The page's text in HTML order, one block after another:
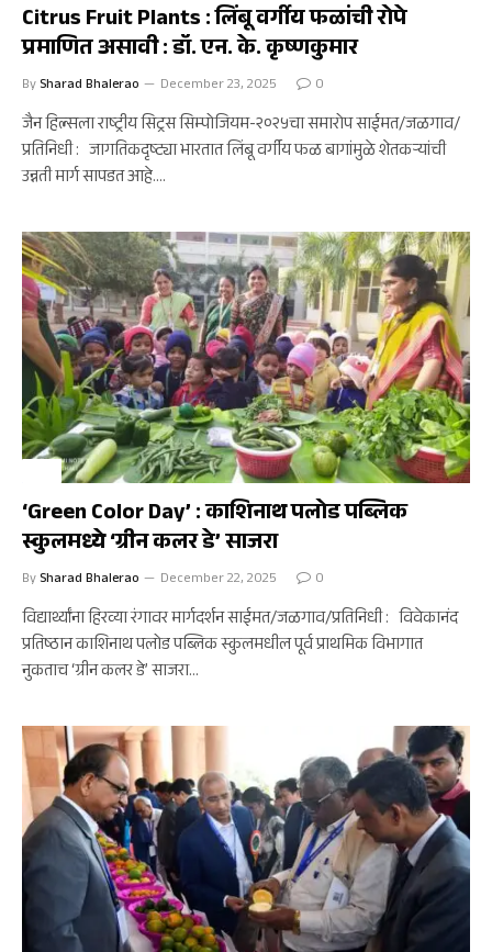
Citrus Fruit Plants : लिंबू वर्गीय फळांची रोपे
प्रमाणित असावी : डॉ. एन. के. कृष्णकुमार
By Sharad Bhalerao December 23, 2025 0
जैन हिल्सला राष्ट्रीय सिट्रस सिम्पोजियम-२०२५चा समारोप साईमत/जळगाव/
प्रतिनिधी : जागतिकदृष्ट्या भारतात लिंबू वर्गीय फळ बागांमुळे शेतकऱ्यांची
उन्नती मार्ग सापडत आहे.…
‘Green Color Day’ : काशिनाथ पलोड पब्लिक
स्कुलमध्ये ‘ग्रीन कलर डे’ साजरा
By Sharad Bhalerao December 22, 2025 0
विद्यार्थ्यांना हिरव्या रंगावर मार्गदर्शन साईमत/जळगाव/प्रतिनिधी : विवेकानंद
प्रतिष्ठान काशिनाथ पलोड पब्लिक स्कुलमधील पूर्व प्राथमिक विभागात
नुकताच ‘ग्रीन कलर डे’ साजरा…